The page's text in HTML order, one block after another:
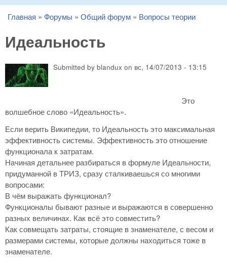
You are here
Главная » Форумы » Общий форум » Вопросы теории
Идеальность
Submitted by blandux on вс, 14/07/2013 - 13:15
Это
волшебное слово «Идеальность».
Если верить Википедии, то Идеальность это максимальная
эффективность системы. Эффективность это отношение
функционала к затратам.
Начиная детальнее разбираться в формуле Идеальности,
придуманной в ТРИЗ, сразу сталкиваешься со многими
вопросами:
В чём выражать функционал?
Функционалы бывают разные и выражаются в совершенно
разных величинах. Как всё это совместить?
Как совмещать затраты, стоящие в знаменателе, с весом и
размерами системы, которые должны находиться тоже в
знаменателе.